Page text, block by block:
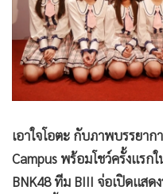
Management & HR
• MGR Live
Infographic
การเมือง
• กีฬา
• ต่างประเทศ
• Special Scoop
เอาใจโอตะ กับภาพบรรยาก
Campus พร้อมโชว์ครั้งแรก
BNK48 ทีม BIII จ่อเปิดแส